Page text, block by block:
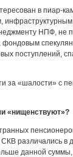
в пиар-
НПФ, не
фондовым
поступлений,
за «шалости» с
«нищенствуют»?
различались в
данной